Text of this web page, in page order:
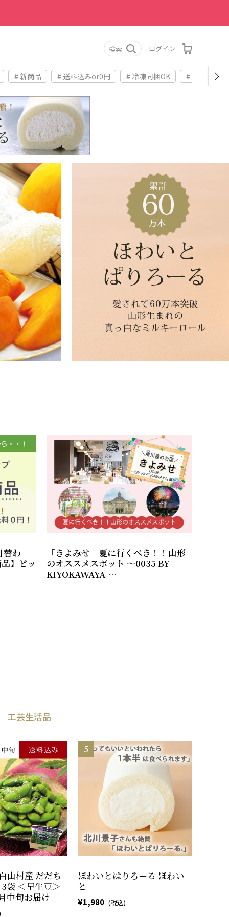
検索 ログイン
# 新商品 # 送料込みor0円 # 冷凍同梱OK # お土産
替わ
】ピッ
「きよみせ」夏に行くべき！！山形
のオススメスポット ～0035 BY
KIYOKAWAYA …
工芸生活品
山村産 だだち
袋 ＜早生豆＞
中旬お届け
ほわいとぱりろーる ほわい
と
1,980